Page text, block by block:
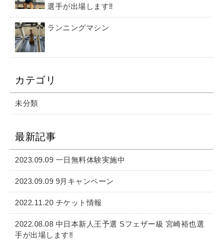
選手が出場します‼️
ランニングマシン
カテゴリ
未分類
最新記事
2023.09.09 一日無料体験実施中
2023.09.09 9月キャンペーン
2022.11.20 チケット情報
2022.08.08 中日本新人王予選 Sフェザー級 宮崎裕也選
手が出場します‼️